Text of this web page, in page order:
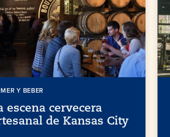
Y BEBER
escena cervecera
de Kansas City